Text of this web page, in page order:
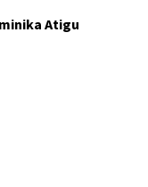
Atigu